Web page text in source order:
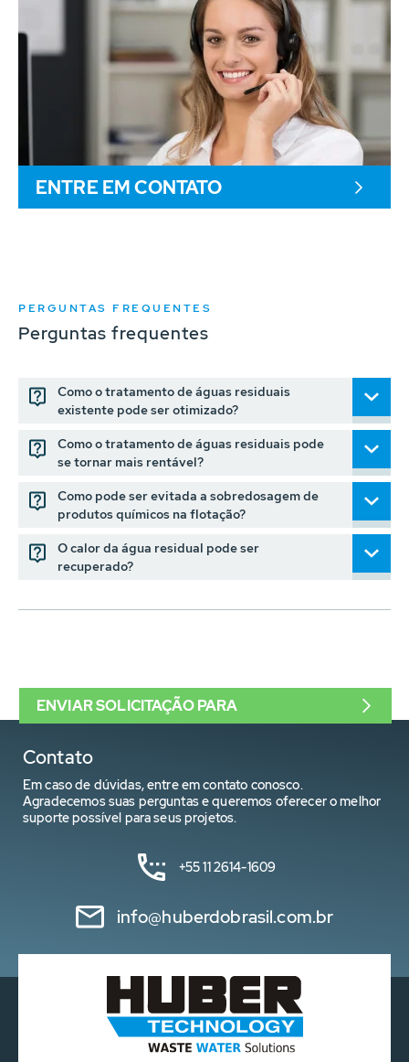
ENTRE EM CONTATO
PERGUNTAS FREQUENTES
Perguntas frequentes
Como o tratamento de águas residuais
existente pode ser otimizado?
Como o tratamento de águas residuais pode
se tornar mais rentável?
Como pode ser evitada a sobredosagem de
produtos químicos na flotação?
O calor da água residual pode ser
recuperado?
Contato
Em caso de dúvidas, entre em contato conosco.
Agradecemos suas perguntas e queremos oferecer o melhor
suporte possível para seus projetos.
+55 11 2614-1609
info@huberdobrasil.com.br
ENVIAR SOLICITAÇÃO PARA